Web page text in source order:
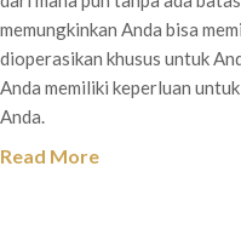
memungkinkan Anda bisa
dioperasikan khusus untuk
Anda memiliki keperluan
Anda.
Read More